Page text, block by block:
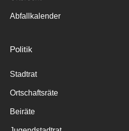
Abfallkalender
Politik
Stadtrat
Ortschaftsräte
Beiräte